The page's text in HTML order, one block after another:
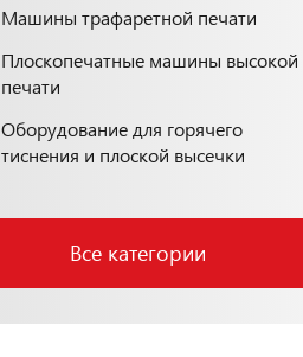
Машины трафаретной печати
Плоскопечатные машины высокой
печати
Оборудование для горячего
тиснения и плоской высечки
Все категории